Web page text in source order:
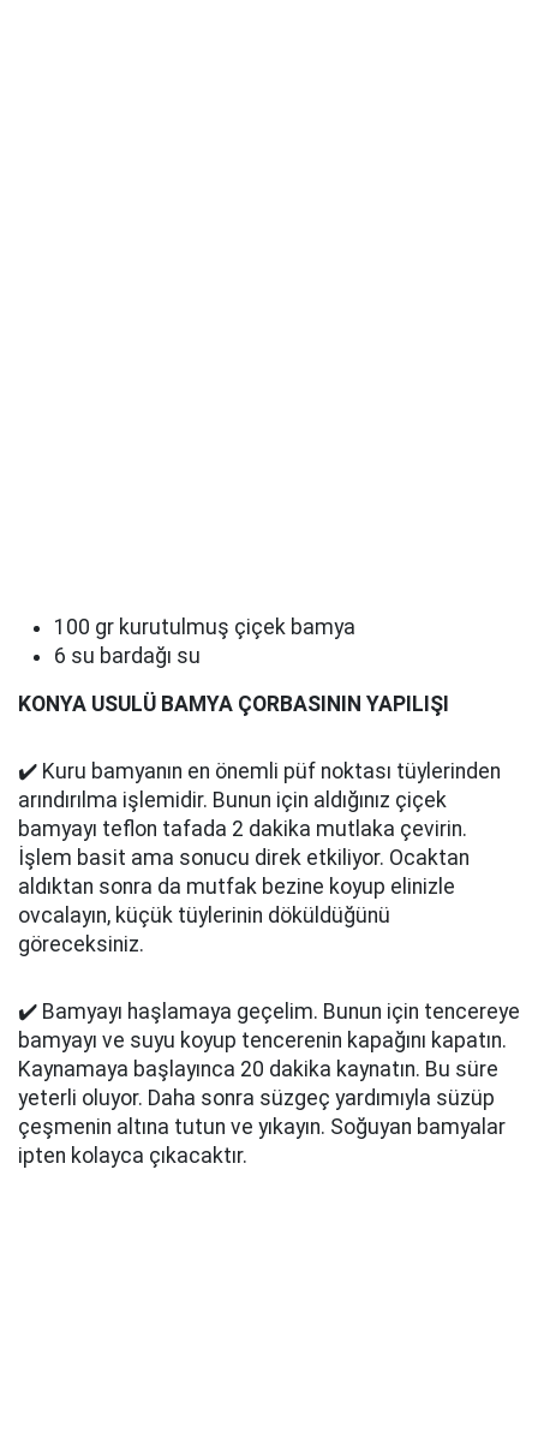
100 gr kurutulmuş çiçek bamya
6 su bardağı su
KONYA USULÜ BAMYA ÇORBASININ YAPILIŞI
✔️ Kuru bamyanın en önemli püf noktası tüylerinden
arındırılma işlemidir. Bunun için aldığınız çiçek
bamyayı teflon tafada 2 dakika mutlaka çevirin.
İşlem basit ama sonucu direk etkiliyor. Ocaktan
aldıktan sonra da mutfak bezine koyup elinizle
ovcalayın, küçük tüylerinin döküldüğünü
göreceksiniz.
✔️ Bamyayı haşlamaya geçelim. Bunun için tencereye
bamyayı ve suyu koyup tencerenin kapağını kapatın.
Kaynamaya başlayınca 20 dakika kaynatın. Bu süre
yeterli oluyor. Daha sonra süzgeç yardımıyla süzüp
çeşmenin altına tutun ve yıkayın. Soğuyan bamyalar
ipten kolayca çıkacaktır.